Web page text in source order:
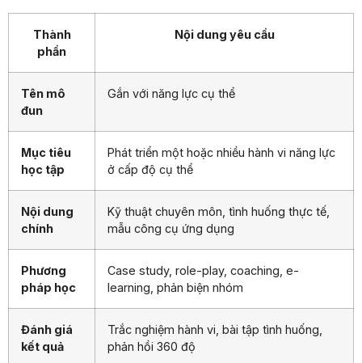
Thành
phần
Nội dung yêu cầu
Tên mô
đun
Gắn với năng lực cụ thể
Mục tiêu
học tập
Phát triển một hoặc nhiều hành vi năng lực
ở cấp độ cụ thể
Nội dung
chính
Kỹ thuật chuyên môn, tình huống thực tế,
mẫu công cụ ứng dụng
Phương
pháp học
Case study, role-play, coaching, e-
learning, phản biện nhóm
Đánh giá
kết quả
Trắc nghiệm hành vi, bài tập tình huống,
phản hồi 360 độ